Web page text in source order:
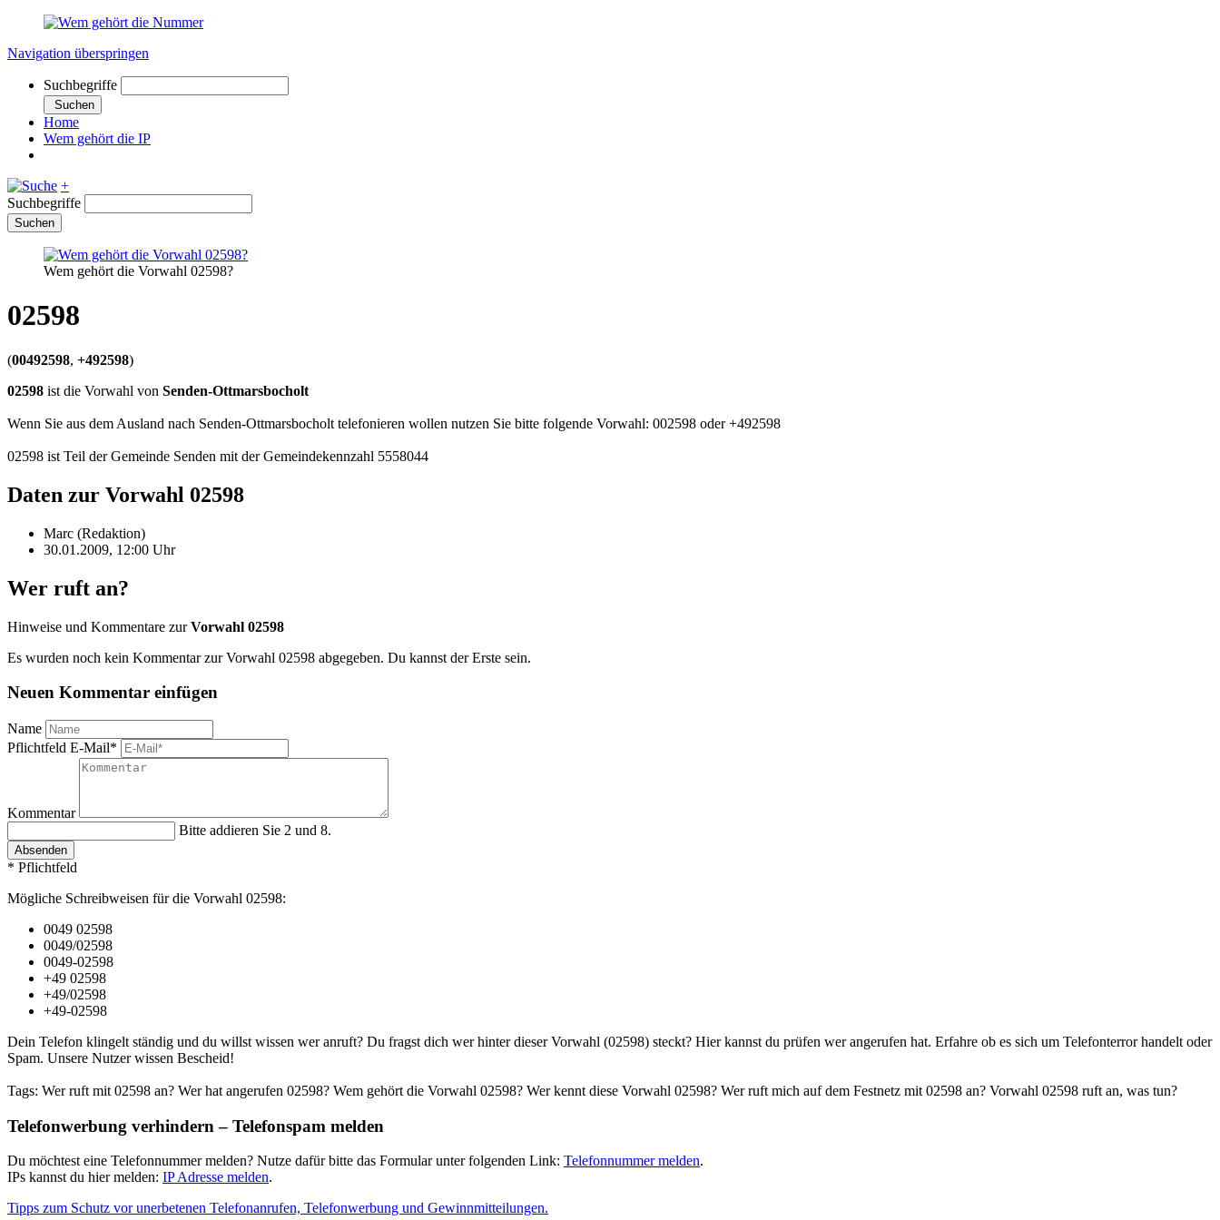
Navigation überspringen
Suchbegriffe
Suchen
Home
Wem gehört die IP
+
Suchbegriffe
Suchen
Wem gehört die Vorwahl 02598?
02598
(00492598, +492598)
02598 ist die Vorwahl von Senden-Ottmarsbocholt
Wenn Sie aus dem Ausland nach Senden-Ottmarsbocholt telefonieren wollen nutzen Sie bitte folgende Vorwahl: 002598 oder +492598
02598 ist Teil der Gemeinde Senden mit der Gemeindekennzahl 5558044
Daten zur Vorwahl 02598
Marc (Redaktion)
30.01.2009, 12:00 Uhr
Wer ruft an?
Hinweise und Kommentare zurVorwahl 02598
Es wurden noch kein Kommentar zur Vorwahl 02598 abgegeben. Du kannst der Erste sein.
Neuen Kommentar einfügen
Name
Pflichtfeld E-Mail*
Kommentar
Bitte addieren Sie 2 und 8.
Absenden
* Pflichtfeld
Mögliche Schreibweisen für die Vorwahl 02598:
0049 02598
0049/02598
0049-02598
+49 02598
+49/02598
+49-02598
Dein Telefon klingelt ständig und du willst wissen wer anruft? Du fragst dich wer hinter dieser Vorwahl (02598) steckt? Hier kannst du prüfen wer angerufen hat. Erfahre ob es sich um Telefonterror handelt oder
Spam. Unsere Nutzer wissen Bescheid!
Tags: Wer ruft mit 02598 an? Wer hat angerufen 02598? Wem gehört die Vorwahl 02598? Wer kennt diese Vorwahl 02598? Wer ruft mich auf dem Festnetz mit 02598 an? Vorwahl 02598 ruft an, was tun?
Telefonwerbung verhindern – Telefonspam melden
Du möchtest eine Telefonnummer melden? Nutze dafür bitte das Formular unter folgenden Link: Telefonnummer melden.
IPs kannst du hier melden: IP Adresse melden.
Tipps zum Schutz vor unerbetenen Telefonanrufen, Telefonwerbung und Gewinnmitteilungen.